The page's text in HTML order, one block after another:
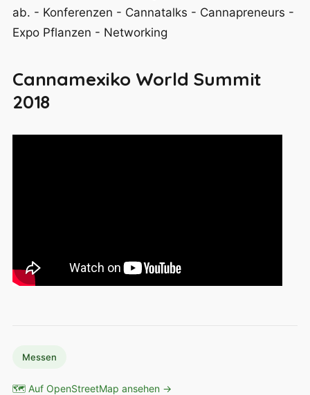
ab. - Konferenzen - Cannatalks - Cannapreneurs -
Expo Pflanzen - Networking
Cannamexiko World Summit
2018
Messen
🗺 Auf OpenStreetMap ansehen →